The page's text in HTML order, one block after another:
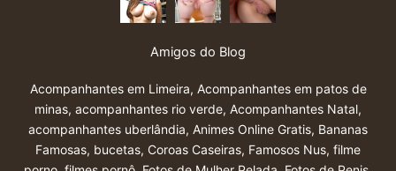
Amigos do Blog
Acompanhantes em Limeira, Acompanhantes em patos de
minas, acompanhantes rio verde, Acompanhantes Natal,
acompanhantes uberlândia, Animes Online Gratis, Bananas
Famosas, bucetas, Coroas Caseiras, Famosos Nus, filme